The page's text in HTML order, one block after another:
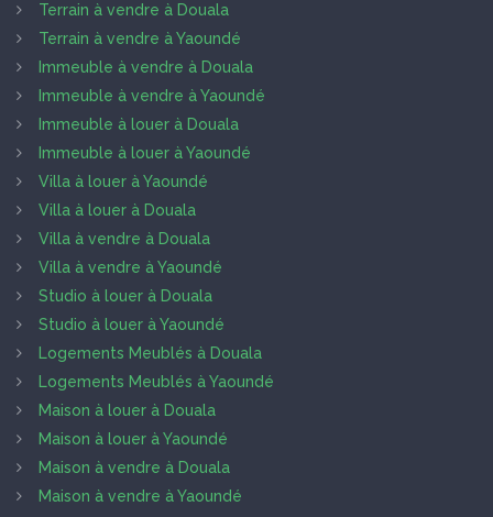
Terrain à vendre à Douala
Terrain à vendre à Yaoundé
Immeuble à vendre à Douala
Immeuble à vendre à Yaoundé
Immeuble à louer à Douala
Immeuble à louer à Yaoundé
Villa à louer à Yaoundé
Villa à louer à Douala
Villa à vendre à Douala
Villa à vendre à Yaoundé
Studio à louer à Douala
Studio à louer à Yaoundé
Logements Meublés à Douala
Logements Meublés à Yaoundé
Maison à louer à Douala
Maison à louer à Yaoundé
Maison à vendre à Douala
Maison à vendre à Yaoundé